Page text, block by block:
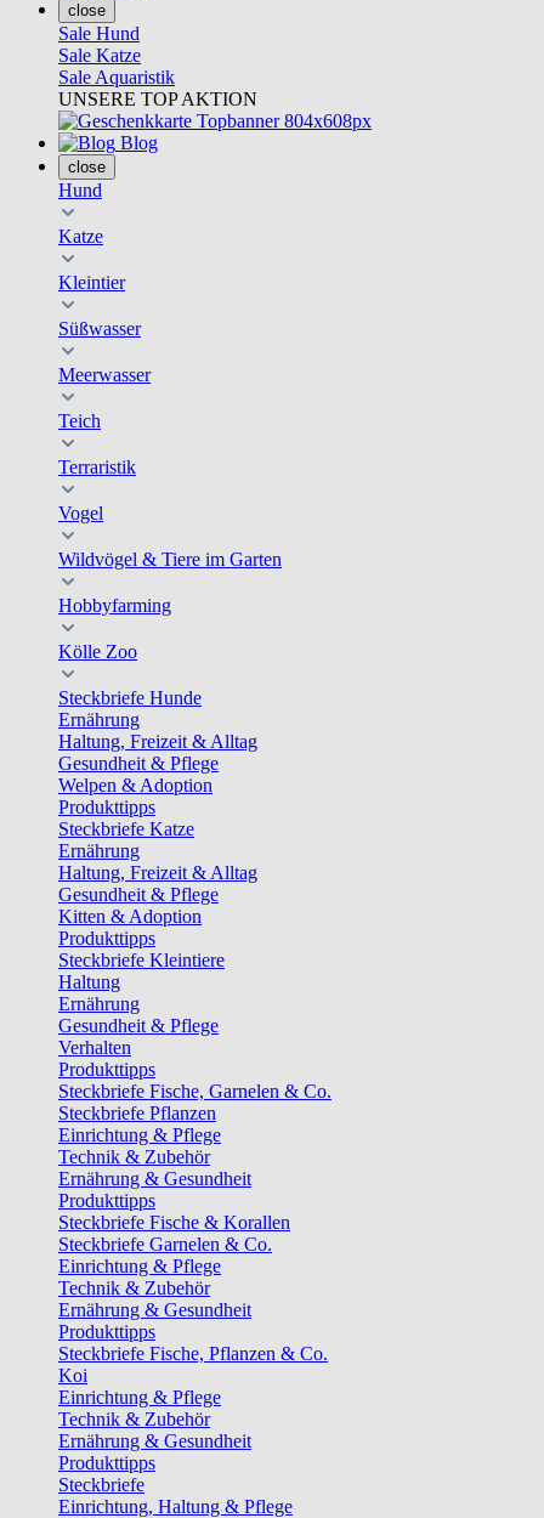
close
Sale Hund
Sale Katze
Sale Aquaristik
UNSERE TOP AKTION
Blog
close
Hund
Katze
Kleintier
Süßwasser
Meerwasser
Teich
Terraristik
Vogel
Wildvögel & Tiere im Garten
Hobbyfarming
Kölle Zoo
Steckbriefe Hunde
Ernährung
Haltung, Freizeit & Alltag
Gesundheit & Pflege
Welpen & Adoption
Produkttipps
Steckbriefe Katze
Ernährung
Haltung, Freizeit & Alltag
Gesundheit & Pflege
Kitten & Adoption
Produkttipps
Steckbriefe Kleintiere
Haltung
Ernährung
Gesundheit & Pflege
Verhalten
Produkttipps
Steckbriefe Fische, Garnelen & Co.
Steckbriefe Pflanzen
Einrichtung & Pflege
Technik & Zubehör
Ernährung & Gesundheit
Produkttipps
Steckbriefe Fische & Korallen
Steckbriefe Garnelen & Co.
Einrichtung & Pflege
Technik & Zubehör
Ernährung & Gesundheit
Produkttipps
Steckbriefe Fische, Pflanzen & Co.
Koi
Einrichtung & Pflege
Technik & Zubehör
Ernährung & Gesundheit
Produkttipps
Steckbriefe
Einrichtung, Haltung & Pflege